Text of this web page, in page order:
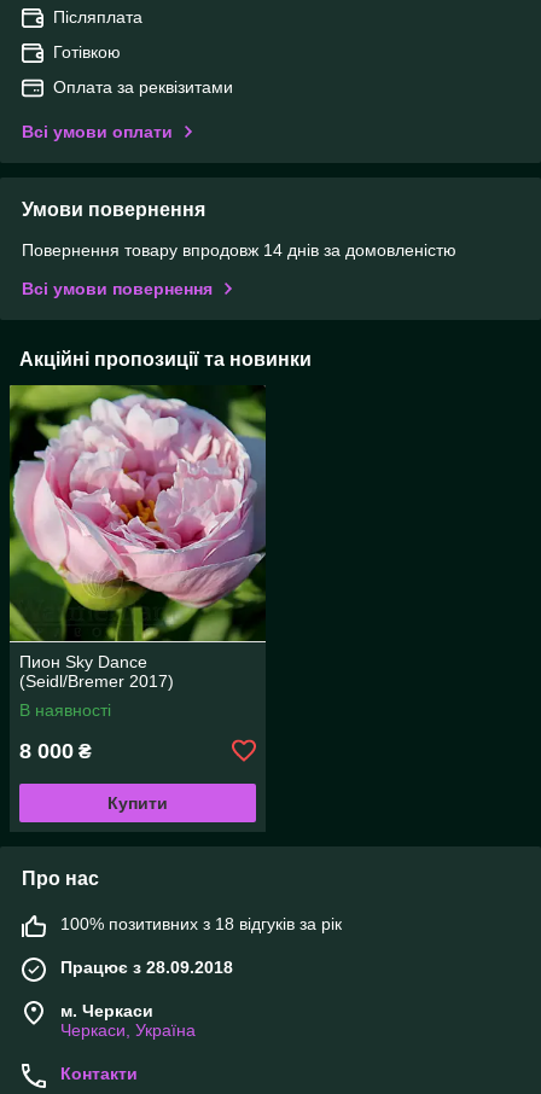
Післяплата
Готівкою
Оплата за реквізитами
Всі умови оплати
Умови повернення
Повернення товару впродовж 14 днів за домовленістю
Всі умови повернення
Акційні пропозиції та новинки
Пион Sky Dance
(Seidl/Bremer 2017)
В наявності
8 000 ₴
Купити
Про нас
100% позитивних з 18 відгуків за рік
Працює з 28.09.2018
м. Черкаси
Черкаси, Україна
Контакти